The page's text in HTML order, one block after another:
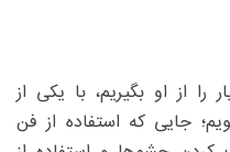
را از او بگیریم، با یکی از
جایی که استفاده از فن